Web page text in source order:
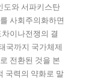
도와 서파키스탄
사회주의화하면
이나전쟁의 결
국까지 국가체제
전환된 것을 본
국력의 약화로 말